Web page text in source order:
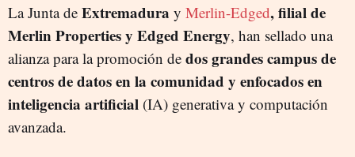
La Junta de Extremadura y Merlin-Edged, filial de
Merlin Properties y Edged Energy, han sellado una
alianza para la promoción de dos grandes campus de
centros de datos en la comunidad y enfocados en
inteligencia artificial (IA) generativa y computación
avanzada.